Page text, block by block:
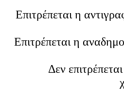
Επιτρέπεται η
Επιτρέπεται η
Δεν